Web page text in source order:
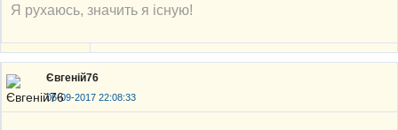
Я рухаюсь, значить я існую!
Євгеній76
06-09-2017 22:08:33